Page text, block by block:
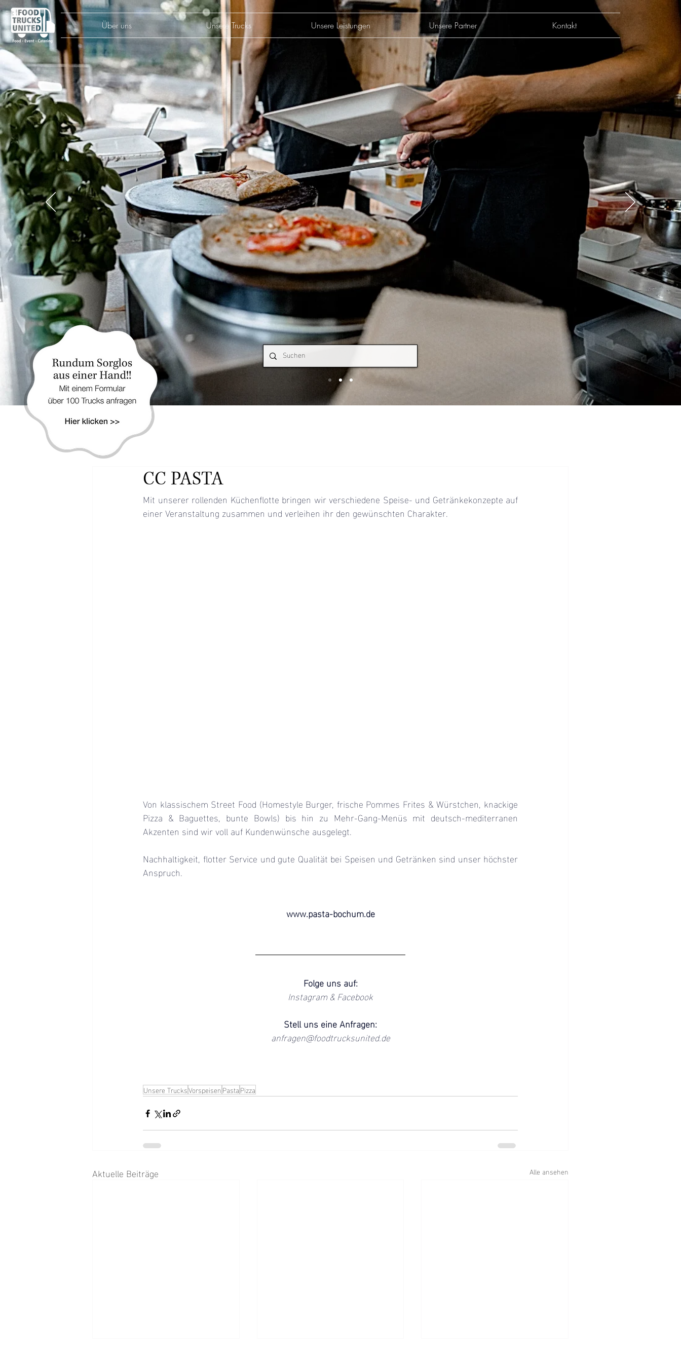
Über uns Unsere Trucks Unsere Leistungen Unsere Partner Kontakt
CC PASTA
Mit unserer rollenden Küchenflotte bringen wir verschiedene Speise- und Getränkekonzepte auf
einer Veranstaltung zusammen und verleihen ihr den gewünschten Charakter.
Von klassischem Street Food (Homestyle Burger, frische Pommes Frites & Würstchen, knackige
Pizza & Baguettes, bunte Bowls) bis hin zu Mehr-Gang-Menüs mit deutsch-mediterranen
Akzenten sind wir voll auf Kundenwünsche ausgelegt.
Nachhaltigkeit, flotter Service und gute Qualität bei Speisen und Getränken sind unser höchster
Anspruch.
www.pasta-bochum.de
Folge uns auf:
Instagram & Facebook
Stell uns eine Anfragen:
anfragen@foodtrucksunited.de
Unsere TrucksVorspeisenPastaPizza
Aktuelle Beiträge Alle ansehen